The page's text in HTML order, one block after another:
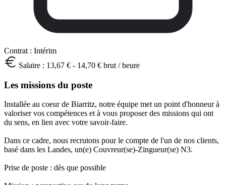
Contrat : Intérim
Salaire : 13,67 € - 14,70 € brut / heure
Les missions du poste
Installée au coeur de Biarritz, notre équipe met un point d'honneur à
valoriser vos compétences et à vous proposer des missions qui ont
du sens, en lien avec votre savoir-faire.
Dans ce cadre, nous recrutons pour le compte de l'un de nos clients,
basé dans les Landes, un(e) Couvreur(se)-Zingueur(se) N3.
Prise de poste : dès que possible